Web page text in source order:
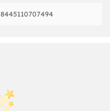
8445110707494